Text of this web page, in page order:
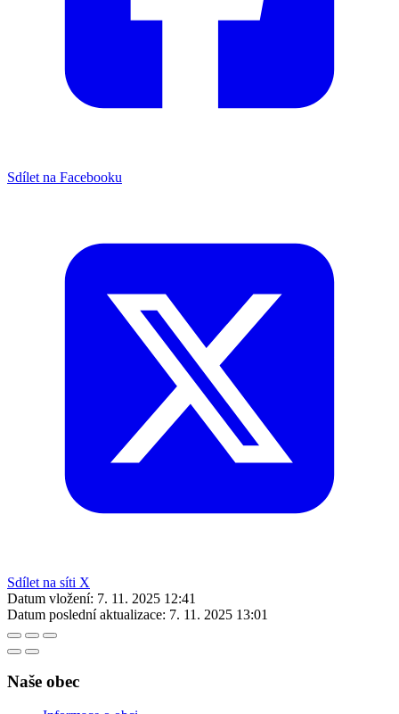
Sdílet na Facebooku
Sdílet na síti X
Datum vložení: 7. 11. 2025 12:41
Datum poslední aktualizace: 7. 11. 2025 13:01
Naše obec